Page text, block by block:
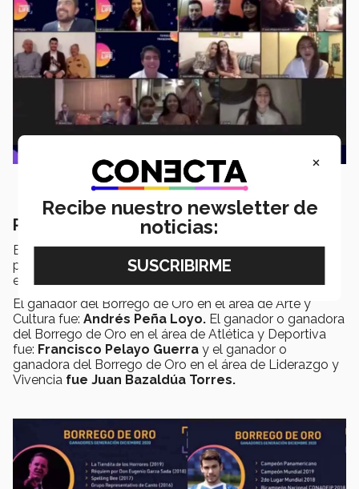
Premio Borrego de Oro
El Borrego de Oro es el máximo reconocimiento a la
participación, entrega, actitud y entusiasmo de los
estudiantes que otorga LiFE.
El ganador del Borrego de Oro en el área de Arte y
Cultura fue: Andrés Peña Loyo. El ganador o ganadora
del Borrego de Oro en el área de Atlética y Deportiva
fue: Francisco Pelayo Guerra y el ganador o
ganadora del Borrego de Oro en el área de Liderazgo y
Vivencia fue Juan Bazaldúa Torres.
×
Recibe nuestro newsletter de
noticias: